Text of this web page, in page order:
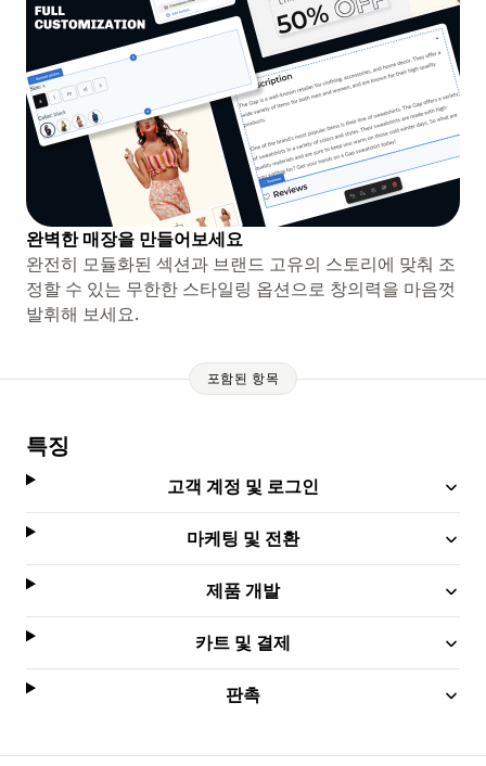
완벽한 매장을 만들어보세요
완전히 모듈화된 섹션과 브랜드 고유의 스토리에 맞춰 조
정할 수 있는 무한한 스타일링 옵션으로 창의력을 마음껏
발휘해 보세요.
포함된 항목
특징
고객 계정 및 로그인
마케팅 및 전환
제품 개발
카트 및 결제
판촉